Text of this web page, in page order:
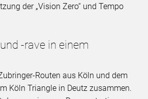
der „Vision Zero“ und Tempo
-rave in einem
Routen aus Köln und dem
Köln Triangle in Deutz zusammen.